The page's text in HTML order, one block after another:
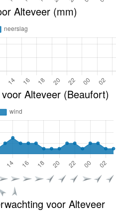
Alteveer (mm)
Alteveer (Beaufort)
voor Alteveer